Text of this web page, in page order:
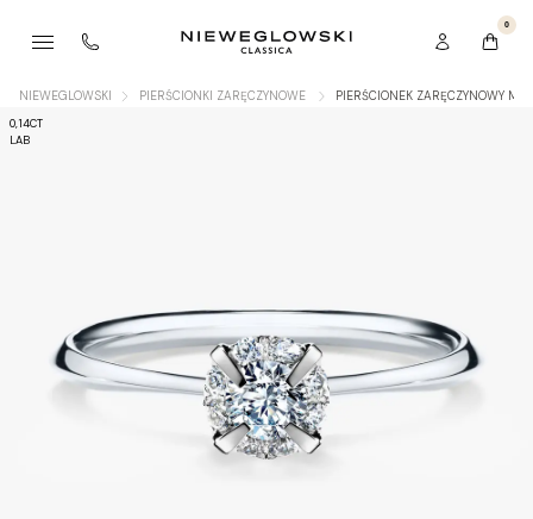
0
NIEWEGLOWSKI PIERŚCIONKI ZARĘCZYNOWE PIERŚCIONEK ZARĘCZYNOWY MY
0,14CT
LAB